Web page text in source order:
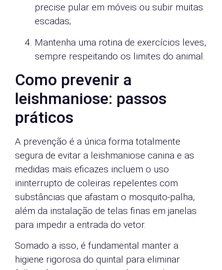
precise pular em móveis ou subir muitas
escadas;
Mantenha uma rotina de exercícios leves,
sempre respeitando os limites do animal.
Como prevenir a
leishmaniose: passos
práticos
A prevenção é a única forma totalmente
segura de evitar a leishmaniose canina e as
medidas mais eficazes incluem o uso
ininterrupto de coleiras repelentes com
substâncias que afastam o mosquito-palha,
além da instalação de telas finas em janelas
para impedir a entrada do vetor.
Somado a isso, é fundamental manter a
higiene rigorosa do quintal para eliminar